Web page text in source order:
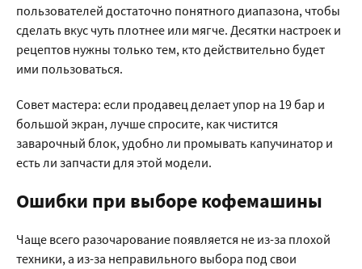
пользователей достаточно понятного диапазона, чтобы
сделать вкус чуть плотнее или мягче. Десятки настроек и
рецептов нужны только тем, кто действительно будет
ими пользоваться.
Совет мастера: если продавец делает упор на 19 бар и
большой экран, лучше спросите, как чистится
заварочный блок, удобно ли промывать капучинатор и
есть ли запчасти для этой модели.
Ошибки при выборе кофемашины
Чаще всего разочарование появляется не из-за плохой
техники, а из-за неправильного выбора под свои